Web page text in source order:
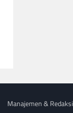
Manajemen & Redaksi